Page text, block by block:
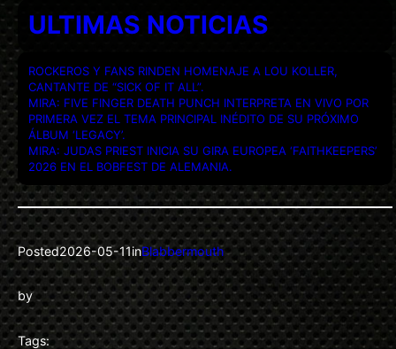
ULTIMAS NOTICIAS
ROCKEROS Y FANS RINDEN HOMENAJE A LOU KOLLER,
CANTANTE DE “SICK OF IT ALL”.
MIRA: FIVE FINGER DEATH PUNCH INTERPRETA EN VIVO POR
PRIMERA VEZ EL TEMA PRINCIPAL INÉDITO DE SU PRÓXIMO
ÁLBUM ‘LEGACY’.
MIRA: JUDAS PRIEST INICIA SU GIRA EUROPEA ‘FAITHKEEPERS’
2026 EN EL BOBFEST DE ALEMANIA.
Posted2026-05-11inBlabbermouth
by
Tags: